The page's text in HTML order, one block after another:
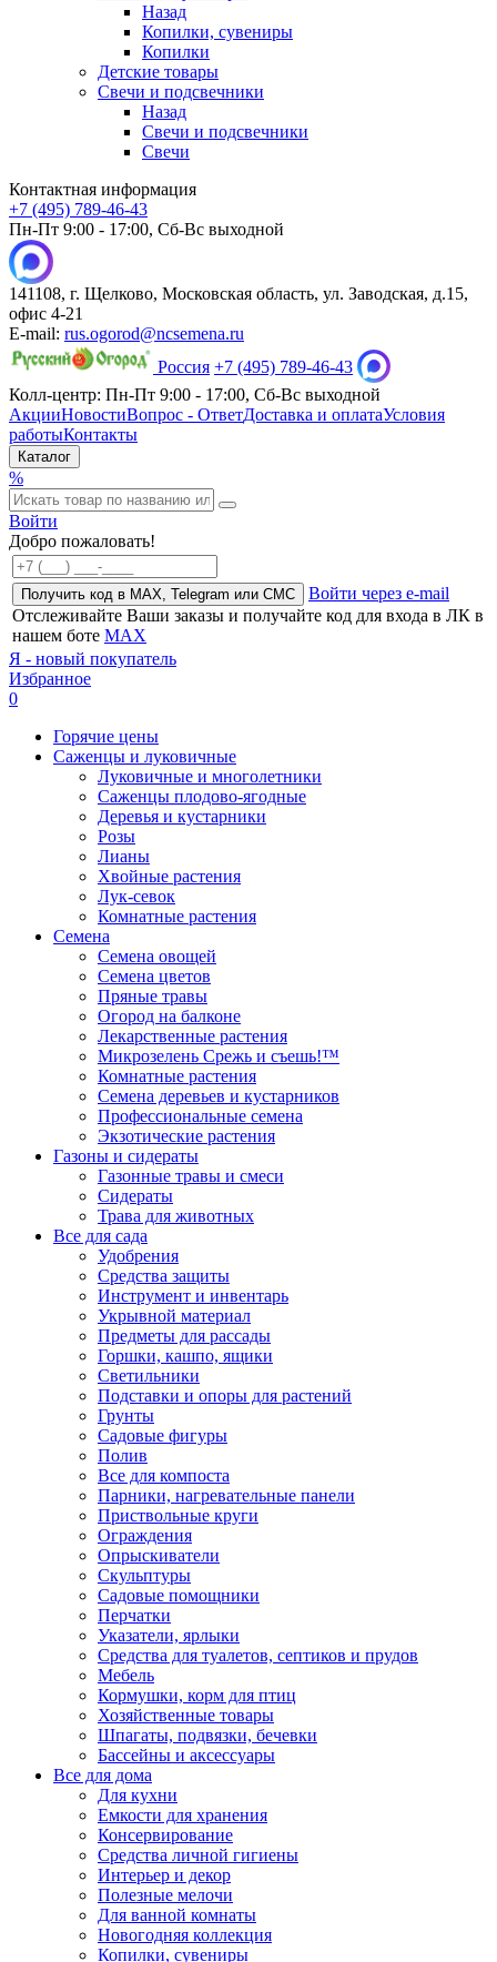
Назад
Копилки, сувениры
Копилки
Детские товары
Свечи и подсвечники
Назад
Свечи и подсвечники
Свечи
Контактная информация
+7 (495) 789-46-43
Пн-Пт 9:00 - 17:00, Сб-Вс выходной
141108, г. Щелково, Московская область, ул. Заводская, д.15,
офис 4-21
E-mail: rus.ogorod@ncsemena.ru
Россия +7 (495) 789-46-43
Колл-центр: Пн-Пт 9:00 - 17:00, Сб-Вс выходной
АкцииНовостиВопрос - ОтветДоставка и оплатаУсловия
работыКонтакты
Каталог
%
Войти
Добро пожаловать!
Получить код в MAX, Telegram или СМС
Войти через e-mail
Отслеживайте Ваши заказы и получайте код для входа в ЛК в
нашем боте MAX
Я - новый покупатель
Избранное
0
Горячие цены
Саженцы и луковичные
Луковичные и многолетники
Саженцы плодово-ягодные
Деревья и кустарники
Розы
Лианы
Хвойные растения
Лук-севок
Комнатные растения
Семена
Семена овощей
Семена цветов
Пряные травы
Огород на балконе
Лекарственные растения
Микрозелень Срежь и съешь!™
Комнатные растения
Семена деревьев и кустарников
Профессиональные семена
Экзотические растения
Газоны и сидераты
Газонные травы и смеси
Сидераты
Трава для животных
Все для сада
Удобрения
Средства защиты
Инструмент и инвентарь
Укрывной материал
Предметы для рассады
Горшки, кашпо, ящики
Светильники
Подставки и опоры для растений
Грунты
Садовые фигуры
Полив
Все для компоста
Парники, нагревательные панели
Приствольные круги
Ограждения
Опрыскиватели
Скульптуры
Садовые помощники
Перчатки
Указатели, ярлыки
Средства для туалетов, септиков и прудов
Мебель
Кормушки, корм для птиц
Хозяйственные товары
Шпагаты, подвязки, бечевки
Бассейны и аксессуары
Все для дома
Для кухни
Емкости для хранения
Консервирование
Средства личной гигиены
Интерьер и декор
Полезные мелочи
Для ванной комнаты
Новогодняя коллекция
Копилки, сувениры